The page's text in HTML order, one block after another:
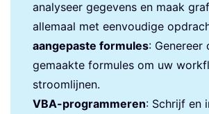
analyseer gegevens en maak
allemaal met eenvoudige
aangepaste formules: Genereer
gemaakte formules om uw
stroomlijnen.
VBA-programmeren: Schrijf en